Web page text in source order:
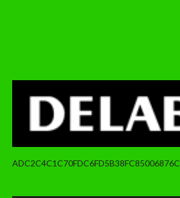
ADC2C4C1C70FDC6FD5B38FC85006876C